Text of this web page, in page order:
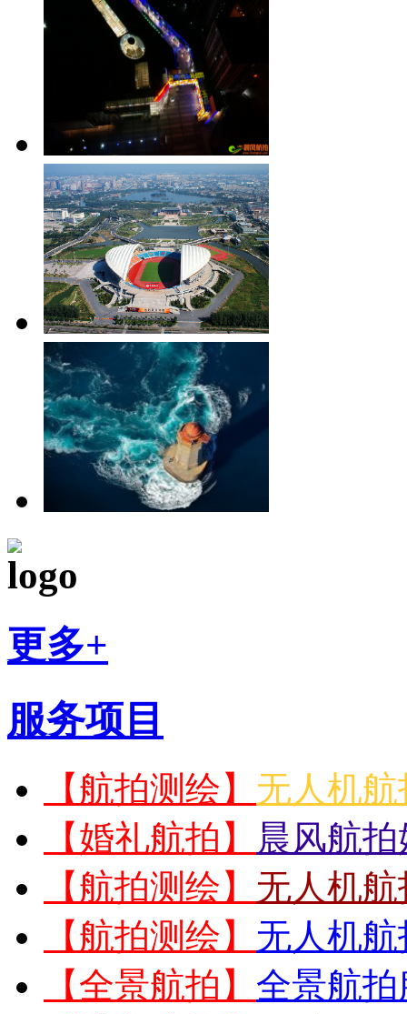
更多+
服务项目
【航拍测绘】 无人机
【婚礼航拍】
晨风航
【航拍测绘】 无人机
【航拍测绘】 无人机
【全景航拍】 全景航